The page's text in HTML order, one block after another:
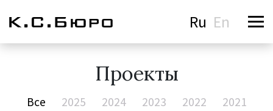
Ru En
Проекты
Все 2025 2024 2023 2022
2021